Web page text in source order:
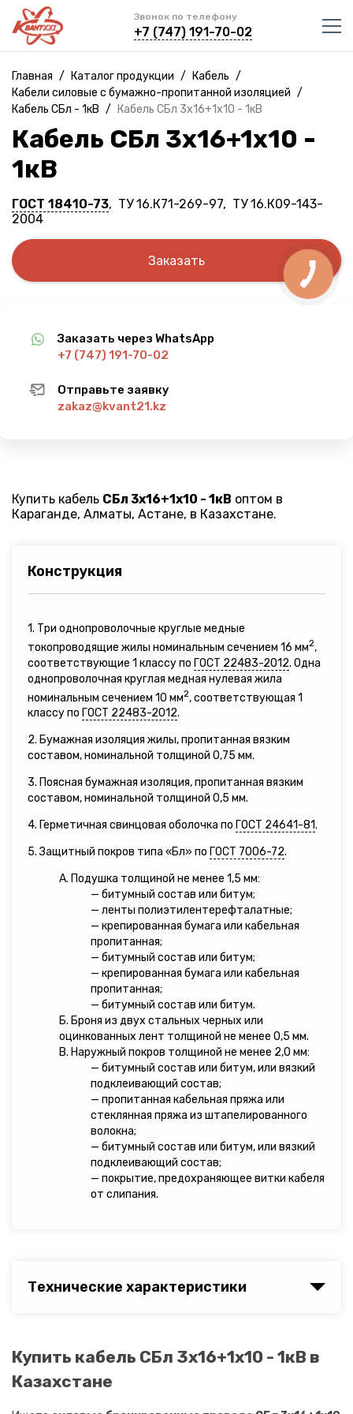
Звонок по телефону
+7 (747) 191-70-02
Главная / Каталог продукции / Кабель /
Кабели силовые с бумажно-пропитанной изоляцией /
Кабель СБл - 1кВ / Кабель СБл 3х16+1х10 - 1кВ
Кабель СБл 3х16+1х10 -
1кВ
ГОСТ 18410-73, ТУ 16.К71-269-97, ТУ 16.К09-143-
2004
Заказать
Заказать через WhatsApp
+7 (747) 191-70-02
Отправьте заявку
zakaz@kvant21.kz
Купить кабель СБл 3х16+1х10 - 1кВ оптом в
Караганде, Алматы, Астане, в Казахстане.
Конструкция
1. Три однопроволочные круглые медные
токопроводящие жилы номинальным сечением 16 мм2,
соответствующие 1 классу по ГОСТ 22483-2012. Одна
однопроволочная круглая медная нулевая жила
номинальным сечением 10 мм2, соответствующая 1
классу по ГОСТ 22483-2012.
2. Бумажная изоляция жилы, пропитанная вязким
составом, номинальной толщиной 0,75 мм.
3. Поясная бумажная изоляция, пропитанная вязким
составом, номинальной толщиной 0,5 мм.
4. Герметичная свинцовая оболочка по ГОСТ 24641-81.
5. Защитный покров типа «Бл» по ГОСТ 7006-72.
А. Подушка толщиной не менее 1,5 мм:
— битумный состав или битум;
— ленты полиэтилентерефталатные;
— крепированная бумага или кабельная
пропитанная;
— битумный состав или битум;
— крепированная бумага или кабельная
пропитанная;
— битумный состав или битум.
Б. Броня из двух стальных черных или
оцинкованных лент толщиной не менее 0,5 мм.
В. Наружный покров толщиной не менее 2,0 мм:
— битумный состав или битум, или вязкий
подклеивающий состав;
— пропитанная кабельная пряжа или
стеклянная пряжа из штапелированного
волокна;
— битумный состав или битум, или вязкий
подклеивающий состав;
— покрытие, предохраняющее витки кабеля
от слипания.
Технические характеристики
Купить кабель СБл 3х16+1х10 - 1кВ в
Казахстане